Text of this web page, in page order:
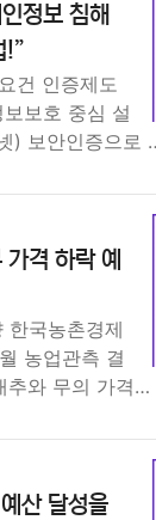
정보 침해
!”
건 인증제도
보호 중심 설
) 보안인증으로
격 하락 예
한국농촌경제
농업관측 결
추와 무의 가격…
산 달성을